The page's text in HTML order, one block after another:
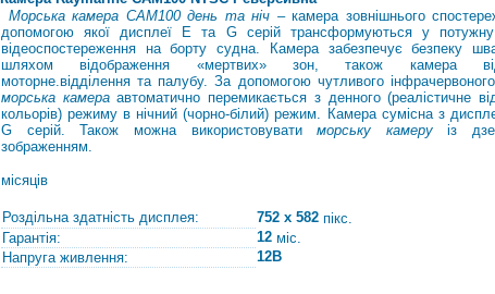
Морська камера CAM100 день та ніч – камера зовнішнього
допомогою якої дисплеї E та G серій трансформуються у
відеоспостереження на борту судна. Камера забезпечує безпеку
шляхом відображення «мертвих» зон, також камера
моторне.відділення та палубу. За допомогою чутливого
морська камераавтоматично перемикається з денного (реалістичне
кольорів) режиму в нічний (чорно-білий) режим. Камера сумісна з
G серій. Також можна використовуватиморську камеруіз
зображенням.
місяців
Роздільна здатність дисплея: 752 x 582 пікс.
Гарантія:
12 міс.
Напруга живлення:
12В